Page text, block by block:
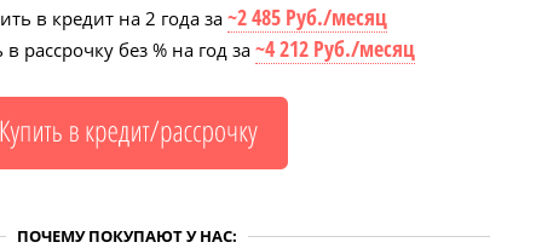
в кредит на 2 года за ~2 485 Руб./месяц
рассрочку без % на год за ~4 212 Руб./месяц
ПОЧЕМУ ПОКУПАЮТ У НАС: